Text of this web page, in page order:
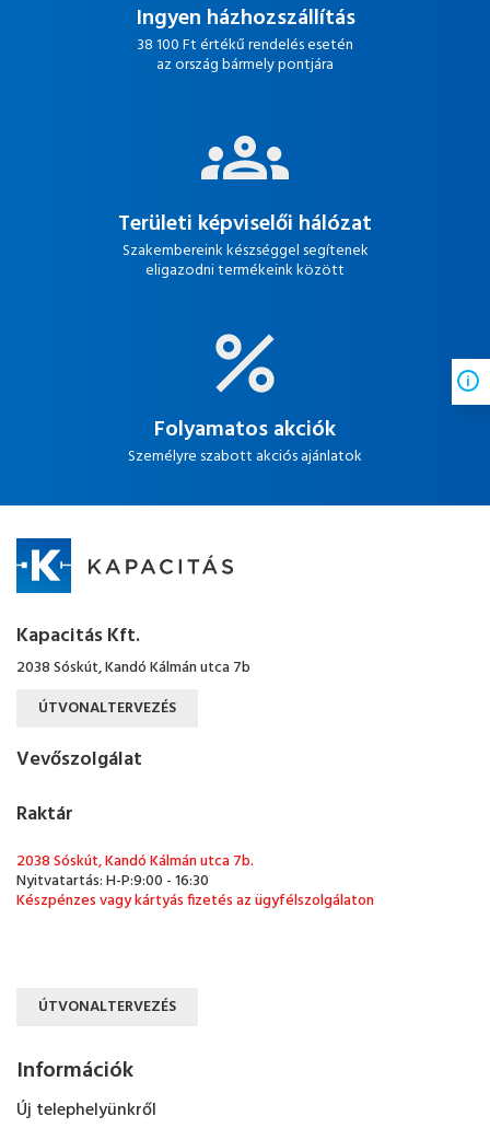
Ingyen házhozszállítás
38 100 Ft értékű rendelés esetén
az ország bármely pontjára
Területi képviselői hálózat
Szakembereink készséggel segítenek
eligazodni termékeink között
Folyamatos akciók
Személyre szabott akciós ajánlatok
Kapacitás Kft.
2038 Sóskút, Kandó Kálmán utca 7b
ÚTVONALTERVEZÉS
Vevőszolgálat
Raktár
2038 Sóskút, Kandó Kálmán utca 7b.
Nyitvatartás: H-P:9:00 - 16:30
Készpénzes vagy kártyás fizetés az ügyfélszolgálaton
ÚTVONALTERVEZÉS
Információk
Új telephelyünkről